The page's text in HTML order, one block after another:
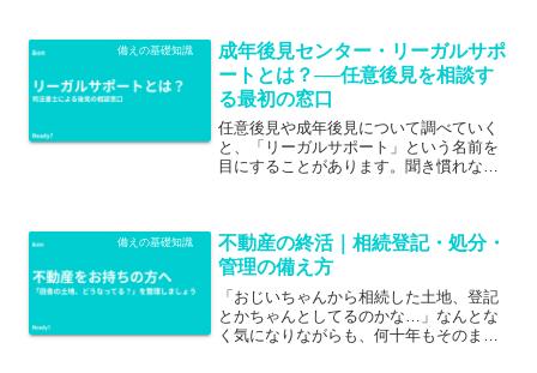
き、将来判断能力が衰えた...
備えの基礎知識
成年後見センター・リーガルサポ
ートとは？──任意後見を相談す
る最初の窓口
任意後見や成年後見について調べていく
と、「リーガルサポート」という名前を
目にすることがあります。聞き慣れない
成年後見センター・リー...
備えの基礎知識
不動産の終活｜相続登記・処分・
管理の備え方
「おじいちゃんから相続した土地、登記
とかちゃんとしてるのかな…」なんとな
く気になりながらも、何十年もそのまま